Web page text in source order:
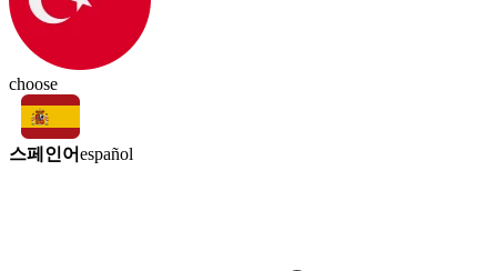
choose
스페인어español